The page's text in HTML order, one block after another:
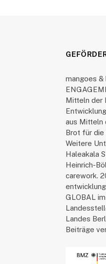
mangoes
Mitteln der
aus Mitteln
Brot für die
Weitere
Haleakala
Heinrich-
carework.
GLOBAL
Landes
Beiträge